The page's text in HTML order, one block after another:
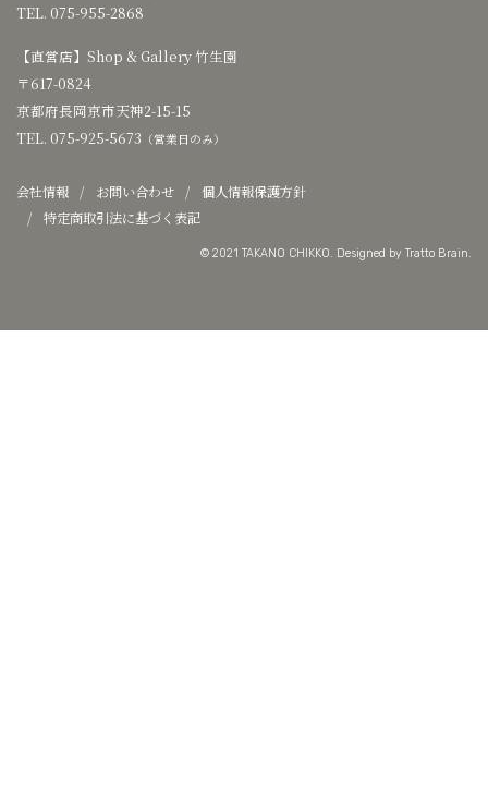
TEL. 075-955-2868
【直営店】 Shop & Gallery 竹生園
〒617-0824
京都府長岡京市天神2-15-15
TEL. 075-925-5673 （営業日のみ）
会社情報 お問い合わせ
個人情報保護方針
特定商取引法に基づく表記
© 2021 TAKANO CHIKKO. Designed by Tratto Brain.